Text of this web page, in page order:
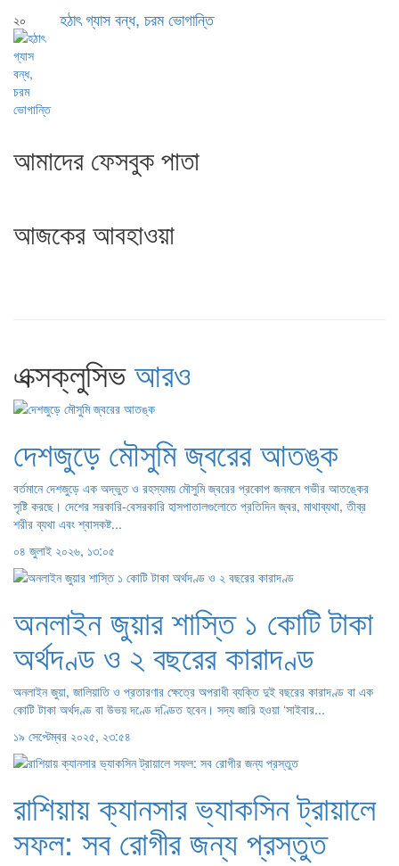
২০ হঠাৎ গ্যাস বন্ধ, চরম ভোগান্তি
আমাদের ফেসবুক পাতা
আজকের আবহাওয়া
এক্সক্লুসিভআরও
দেশজুড়ে মৌসুমি জ্বরের আতঙ্ক
বর্তমানে দেশজুড়ে এক অদ্ভুত ও রহস্যময় মৌসুমি জ্বরের প্রকোপ জনমনে গভীর আতঙ্কের
সৃষ্টি করছে। দেশের সরকারি-বেসরকারি হাসপাতালগুলোতে প্রতিদিন জ্বর, মাথাব্যথা, তীব্র
শরীর ব্যথা এবং শ্বাসকষ্ট...
০৪ জুলাই ২০২৬, ১৩:০৫
অনলাইন জুয়ার শাস্তি ১ কোটি টাকা
অর্থদণ্ড ও ২ বছরের কারাদণ্ড
অনলাইন জুয়া, জালিয়াতি ও প্রতারণার ক্ষেত্রে অপরাধী ব্যক্তি দুই বছরের কারাদণ্ড বা এক
কোটি টাকা অর্থদণ্ড বা উভয় দণ্ডে দণ্ডিত হবেন। সদ্য জারি হওয়া ‘সাইবার...
১৯ সেপ্টেম্বর ২০২৫, ২৩:৫৪
রাশিয়ায় ক্যানসার ভ্যাকসিন ট্রায়ালে
সফল: সব রোগীর জন্য প্রস্তুত